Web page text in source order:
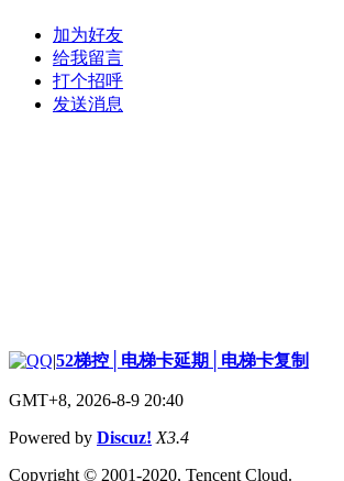
加为好友
给我留言
打个招呼
发送消息
|52梯控│电梯卡延期│电梯卡复制
GMT+8, 2026-8-9 20:40
Powered by Discuz! X3.4
Copyright © 2001-2020, Tencent Cloud.